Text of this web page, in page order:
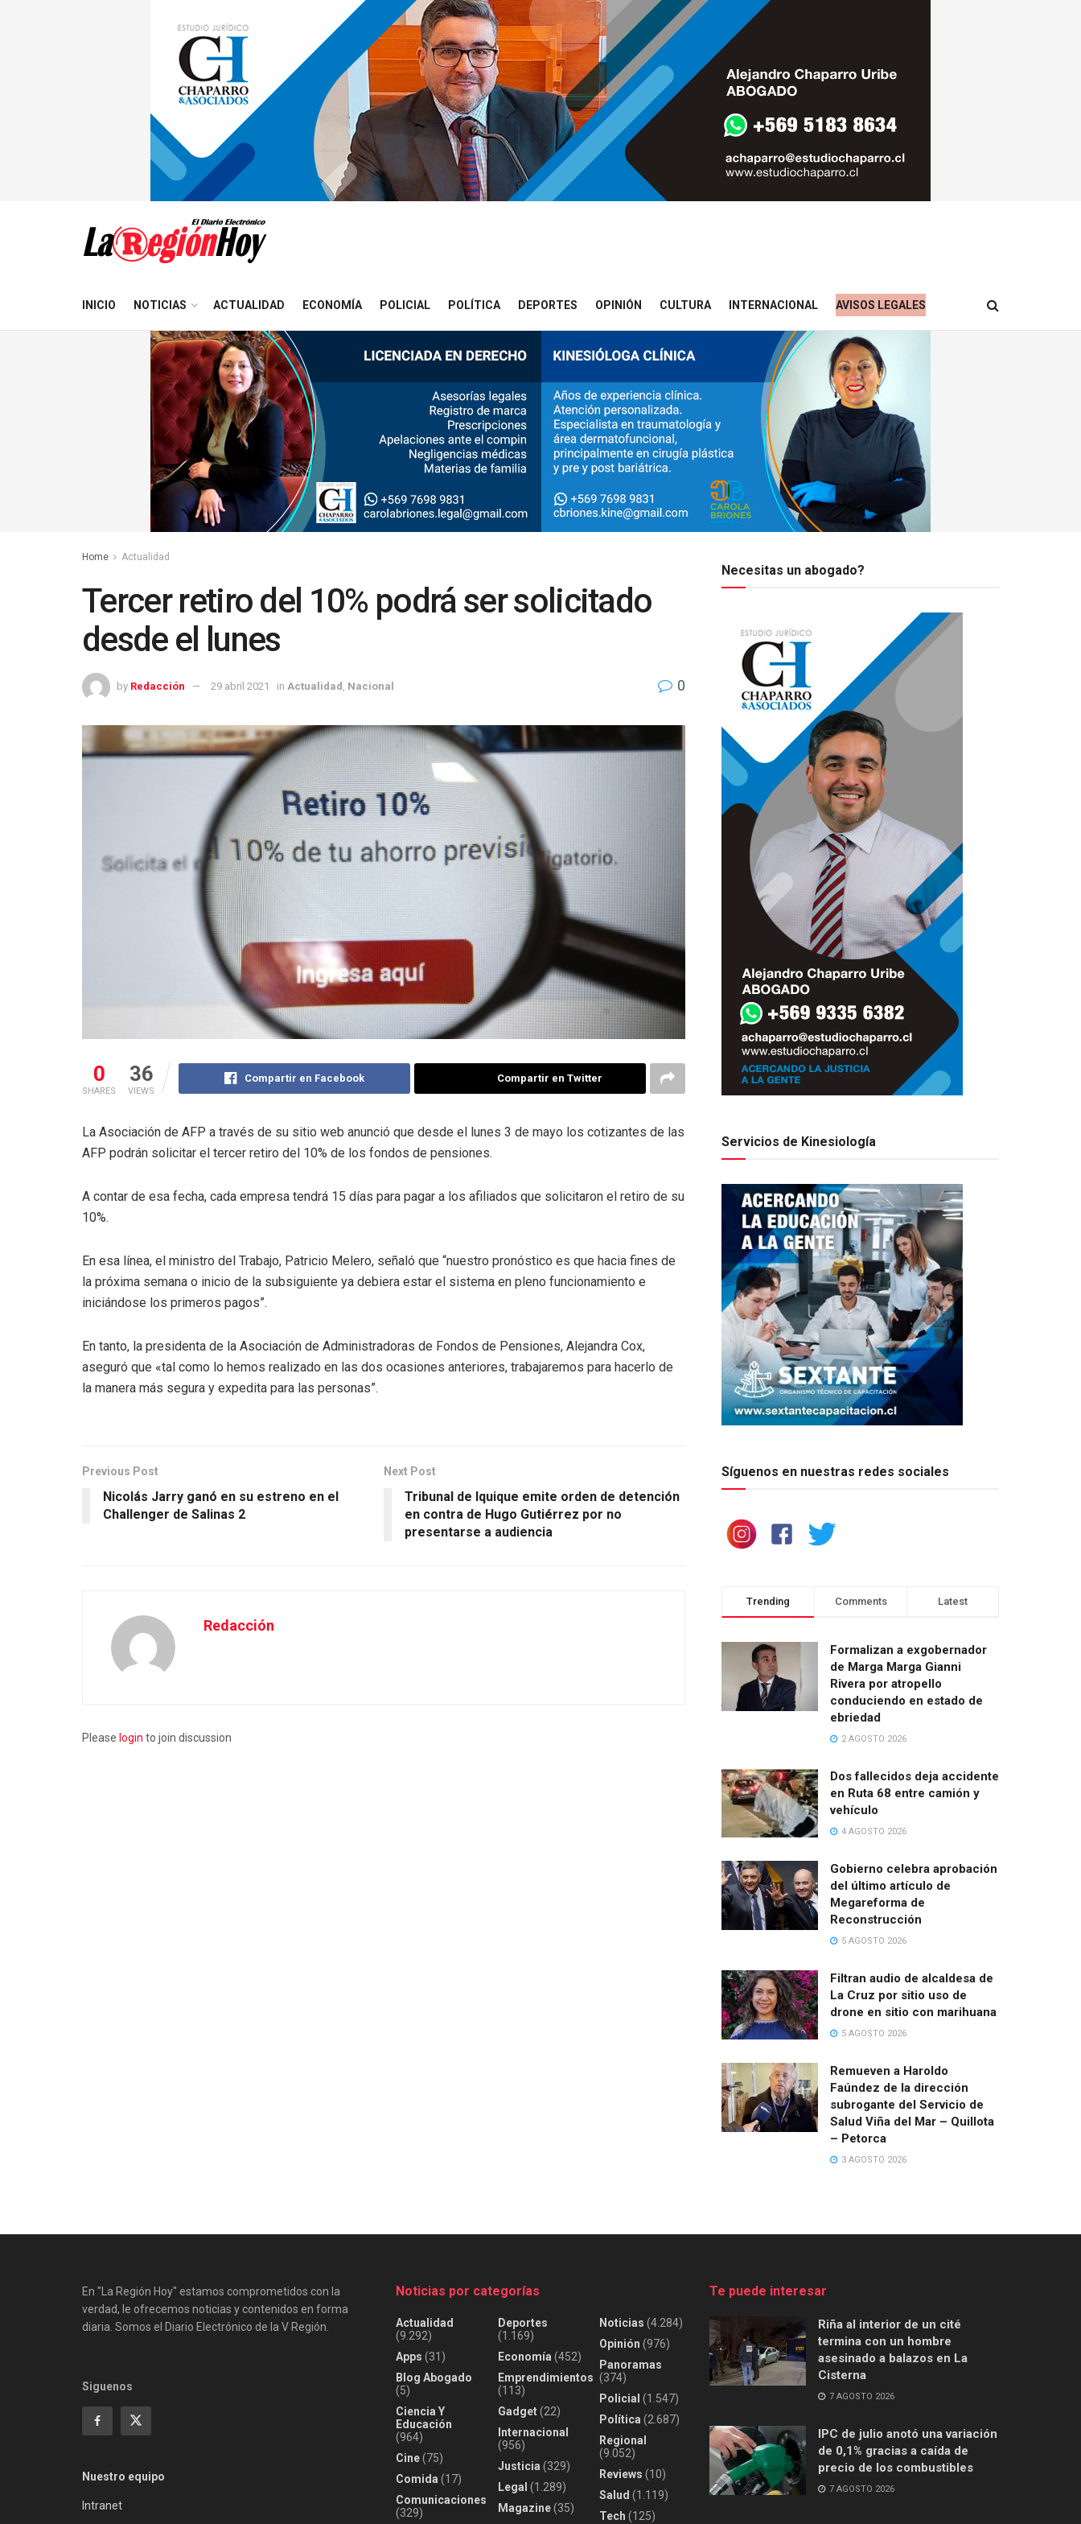
INICIO NOTICIAS ACTUALIDAD ECONOMÍA POLICIAL POLÍTICA DEPORTES OPINIÓN CULTURA INTERNACIONAL AVISOS LEGALES
Home Actualidad
Tercer retiro del 10% podrá ser solicitado
desde el lunes
by Redacción 29 abril 2021 in Actualidad Nacional 0
0
SHARES
36
VIEWS
Compartir en Facebook Compartir en Twitter
La Asociación de AFP a través de su sitio web anunció que desde el lunes 3 de mayo los cotizantes de las
AFP podrán solicitar el tercer retiro del 10% de los fondos de pensiones.
A contar de esa fecha, cada empresa tendrá 15 días para pagar a los afiliados que solicitaron el retiro de su
10%.
En esa línea, el ministro del Trabajo, Patricio Melero, señaló que “nuestro pronóstico es que hacia fines de
la próxima semana o inicio de la subsiguiente ya debiera estar el sistema en pleno funcionamiento e
iniciándose los primeros pagos”.
En tanto, la presidenta de la Asociación de Administradoras de Fondos de Pensiones, Alejandra Cox,
aseguró que «tal como lo hemos realizado en las dos ocasiones anteriores, trabajaremos para hacerlo de
la manera más segura y expedita para las personas”.
Previous Post
Nicolás Jarry ganó en su estreno en el
Challenger de Salinas 2
Next Post
Tribunal de Iquique emite orden de detención
en contra de Hugo Gutiérrez por no
presentarse a audiencia
Redacción
Please login to join discussion
Necesitas un abogado?
Servicios de Kinesiología
Síguenos en nuestras redes sociales
Trending Comments Latest
Formalizan a exgobernador
de Marga Marga Gianni
Rivera por atropello
conduciendo en estado de
ebriedad
2 AGOSTO 2026
Dos fallecidos deja accidente
en Ruta 68 entre camión y
vehículo
4 AGOSTO 2026
Gobierno celebra aprobación
del último artículo de
Megareforma de
Reconstrucción
5 AGOSTO 2026
Filtran audio de alcaldesa de
La Cruz por sitio uso de
drone en sitio con marihuana
5 AGOSTO 2026
Remueven a Haroldo
Faúndez de la dirección
subrogante del Servicio de
Salud Viña del Mar – Quillota
– Petorca
3 AGOSTO 2026
En "La Región Hoy" estamos comprometidos con la
verdad, le ofrecemos noticias y contenidos en forma
diaria. Somos el Diario Electrónico de la V Región.
Siguenos
Nuestro equipo
Intranet
Noticias por categorías
Actualidad
(9.292)
Apps (31)
Blog Abogado
(5)
Ciencia Y
Educación
(964)
Cine(75)
Comida (17)
Comunicaciones
(329)
Deportes
(1.169)
Economía (452)
Emprendimientos
(113)
Gadget(22)
Internacional
(956)
Justicia (329)
Legal (1.289)
Magazine(35)
Noticias (4.284)
Opinión (976)
Panoramas
(374)
Policial (1.547)
Política (2.687)
Regional
(9.052)
Reviews (10)
Salud (1.119)
Tech (125)
Te puede interesar
Riña al interior de un cité
termina con un hombre
asesinado a balazos en La
Cisterna
7 AGOSTO 2026
IPC de julio anotó una variación
de 0,1% gracias a caída de
precio de los combustibles
7 AGOSTO 2026